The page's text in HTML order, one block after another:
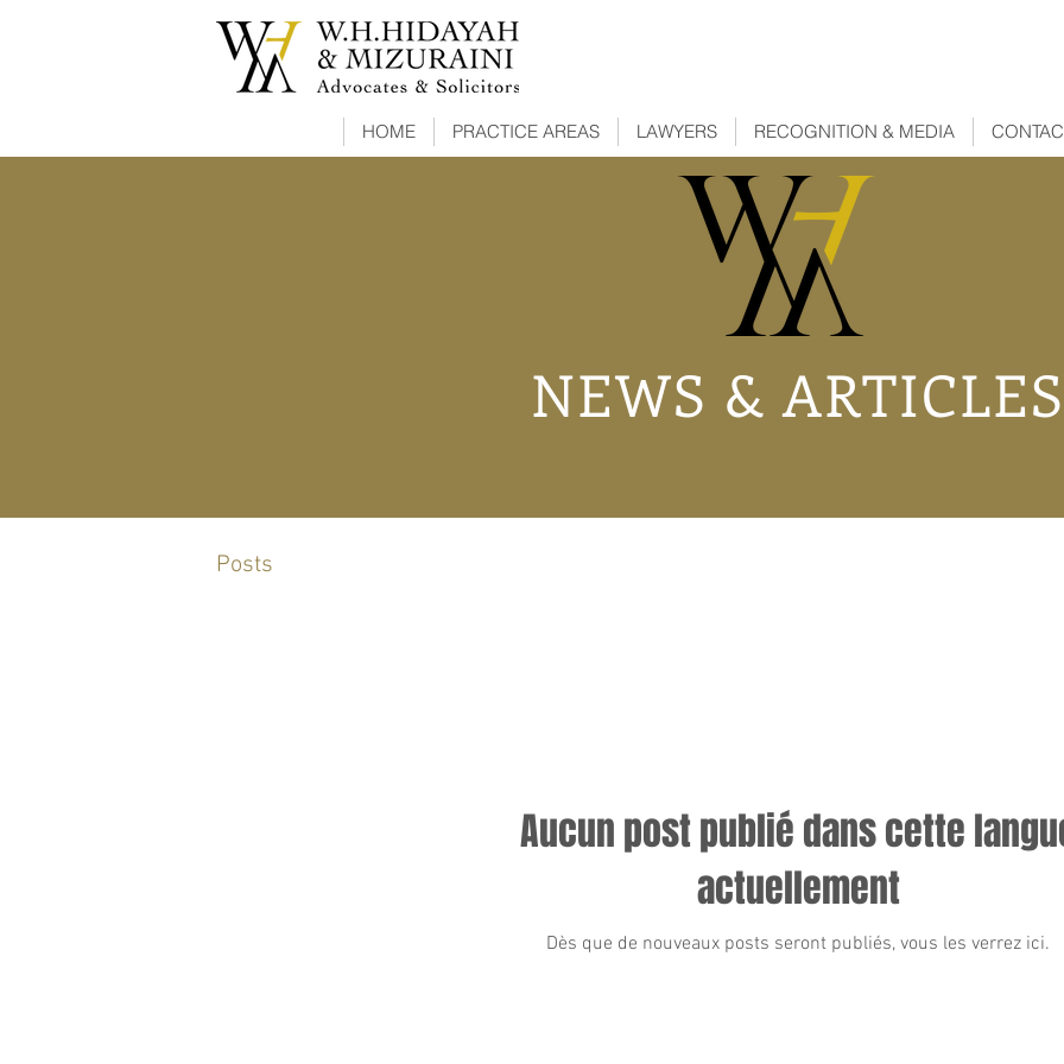
HOME PRACTICE AREAS LAWYERS RECOGNITION & MEDIA
NEWS & ARTICLES
Posts
Aucun post publié dans cette
actuellement
Dès que de nouveaux posts seront publiés, vous les verrez ici.